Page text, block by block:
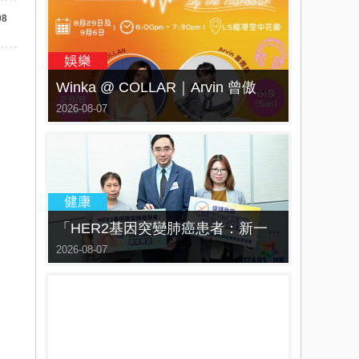
Winka @ COLLAR｜Arvin 曾傲棐｜Dark 黃明德｜表妹 Ｍona 8月29日起登陸L5維港空中花園 | wwwtc mall 首度呈獻「Music Wave By The Harbo
2026-08-07
「HER2基因突變肺癌患者：新一代口服標靶藥帶來希望」， 促請政府加快納入藥物名冊，助患者及早受惠
2026-08-07